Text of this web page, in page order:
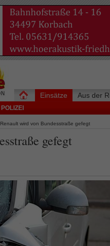
Einsätze
POLIZEI
Aus der
Renault wird von Bundesstraße gefegt
gefegt